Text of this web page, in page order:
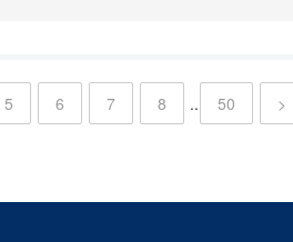
5 6 7 8 .. 50 >